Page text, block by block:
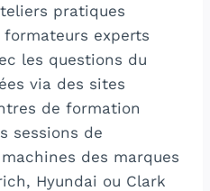
pratiques
experts
les questions du
via des sites
de formation
sessions de
des marques
Hyundai ou Clark